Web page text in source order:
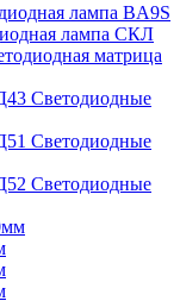
лампа BA9S
лампа СКЛ
матрица
Светодиодные
Светодиодные
Светодиодные